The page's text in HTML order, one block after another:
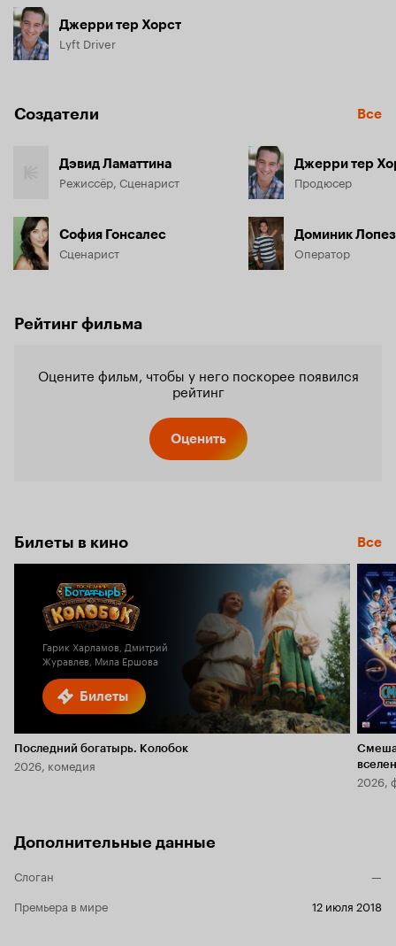
Джерри тер Хорст
Lyft Driver
Создатели Все
Дэвид Ламаттина
Режиссёр, Сценарист
София Гонсалес
Сценарист
Джерри тер
Продюсер
Доминик Лопез
Оператор
Рейтинг фильма
Оцените фильм, чтобы у него поскорее появился
рейтинг
Оценить
Билеты в кино Все
Билеты
Гарик Харламов, Дмитрий
Журавлев, Мила Ершова
Последний богатырь. Колобок
2026, комедия
2026,
Дополнительные данные
Слоган
—
Премьера в мире
12 июля 2018